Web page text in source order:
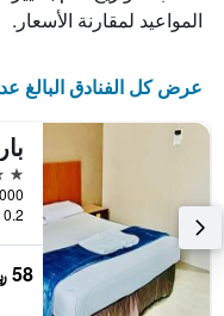
عُثر
آخر
أيام
حسب
النجوم
المخطط
1
محور
X
فئات
الفنادق
بالنجوم.
يتضمن
المخطط
المواعيد لمقارنة الأسعار.
عرض كل الفنادق البالغ
2 نجمتين
0.2 كيلومتر عن وسط المدينة
58 ﷼